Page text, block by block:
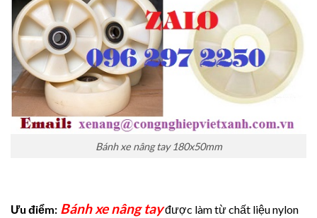
Bánh xe nâng tay 180x50mm
Ưu điểm: Bánh xe nâng tayđược làm từ chất liệu nylon